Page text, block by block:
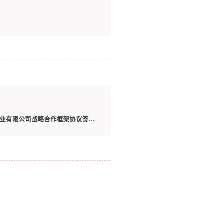
携手共进，开创养老产业新篇章——开封智慧健康职业学院与中健天诚（河南）养老产业有限公司战略合作框架协议签约仪式成功举行